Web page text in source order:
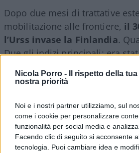
Nicola Porro -
Il rispetto della
nostra priorità
Noi e i nostri partner utilizziamo, sul
come i cookie per personalizzare
funzionalità per social media e
Facendo clic di seguito si acconsente
tecnologia. Puoi cambiare idea e
Dopo due mesi di trattative
mobilitazione alle frontiere, il
l’Urss invase la Finlandia.
Due gli indizi principali: era
Mosca, un governo fantoccio
dal comunista Otto Kuusinen
luogo, le direttrici
coprivano tutto il Paese:
interessata era la Carelia,
trattative precedenti, ma in